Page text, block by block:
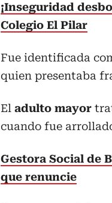
¡Inseguridad
Colegio El Pilar
Fue identificada
quien presentaba
El adulto mayor
cuando fue
Gestora Social de
que renuncie